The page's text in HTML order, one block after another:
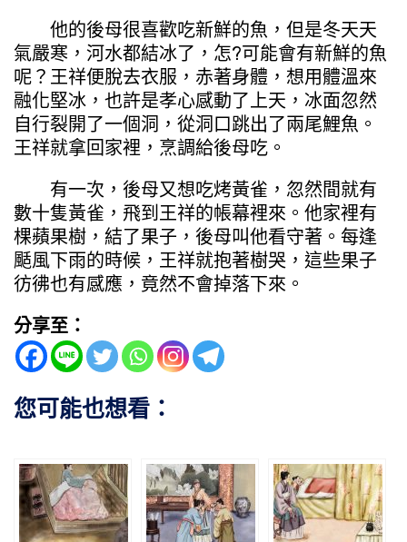
他的後母很喜歡吃新鮮的魚，但是冬天天
氣嚴寒，河水都結冰了，怎?可能會有新鮮的魚
呢？王祥便脫去衣服，赤著身體，想用體溫來
融化堅冰，也許是孝心感動了上天，冰面忽然
自行裂開了一個洞，從洞口跳出了兩尾鯉魚。
王祥就拿回家裡，烹調給後母吃。
有一次，後母又想吃烤黃雀，忽然間就有
數十隻黃雀，飛到王祥的帳幕裡來。他家裡有
棵蘋果樹，結了果子，後母叫他看守著。每逢
颳風下雨的時候，王祥就抱著樹哭，這些果子
彷彿也有感應，竟然不會掉落下來。
分享至：
您可能也想看：